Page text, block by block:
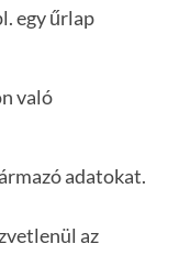
egy űrlap
való
adatokat.
az